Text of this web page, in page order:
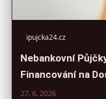
ipujcka24.cz
Nebankovní
Financování na
27. 6. 2026